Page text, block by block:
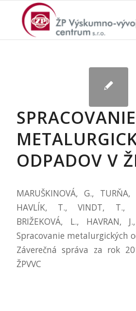
SPRACOVANIE
ODPADOV V
MARUŠKINOVÁ, G.,
HAVLÍK, T., VINDT, T.,
BRIŽEKOVÁ, L., HAVRAN,
Spracovanie metalurgických
Záverečná správa za rok
ŽPVVC